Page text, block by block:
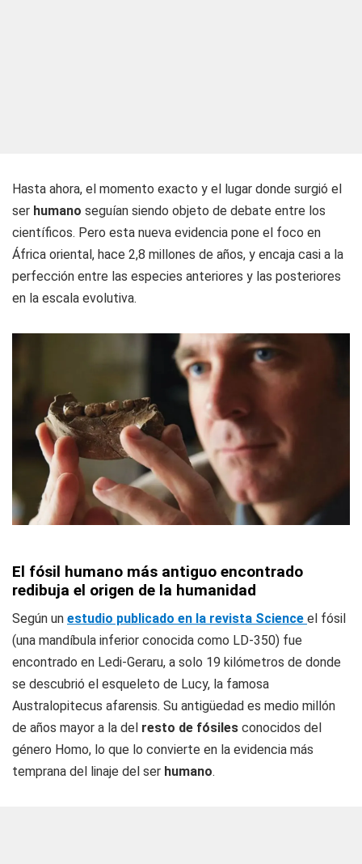
Hasta ahora, el momento exacto y el lugar donde surgió el
ser humano seguían siendo objeto de debate entre los
científicos. Pero esta nueva evidencia pone el foco en
África oriental, hace 2,8 millones de años, y encaja casi a la
perfección entre las especies anteriores y las posteriores
en la escala evolutiva.
El fósil humano más antiguo encontrado
redibuja el origen de la humanidad
Según un estudio publicado en la revista Science el fósil
(una mandíbula inferior conocida como LD-350) fue
encontrado en Ledi-Geraru, a solo 19 kilómetros de donde
se descubrió el esqueleto de Lucy, la famosa
Australopitecus afarensis. Su antigüedad es medio millón
de años mayor a la del resto de fósiles conocidos del
género Homo, lo que lo convierte en la evidencia más
temprana del linaje del ser humano.